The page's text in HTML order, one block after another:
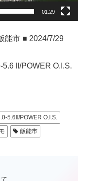
01:29
能市 ■ 2024/7/29
II/POWER O.I.S.
5.6II/POWER O.I.S.
飯能市